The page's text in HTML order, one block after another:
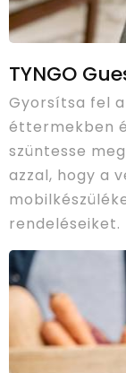
TYNGO
Gyorsítsa fel
éttermekben
szüntesse
azzal, hogy a
rendeléseiket.